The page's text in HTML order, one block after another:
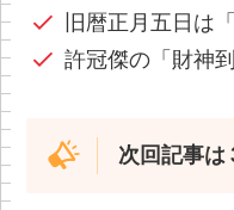
旧暦正月五日は
許冠傑の「財神
次回記事は